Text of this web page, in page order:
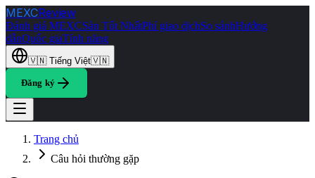
MEXCReview
Đánh giá MEXCSàn Tốt NhấtPhí giao dịchSo sánhHướng
dẫnQuốc giaTính năng
🇻🇳 Tiếng Việt🇻🇳
Đăng ký
Trang chủ
Câu hỏi thường gặp